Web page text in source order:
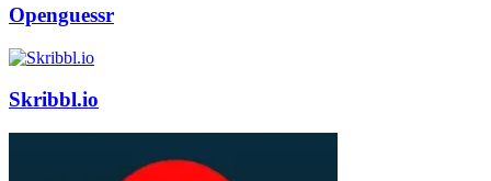
Openguessr
Skribbl.io